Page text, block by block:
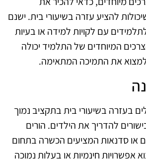
להציע עזרה בשיעורי בית. ישנם
עם לקויות למידה או בעיות
המיוחדים של התלמיד יכולה
את התמיכה המתאימה.
בעזרה בשיעורי בית בתקציב נמוך
להדריך את הילדים. הורים
או סדנאות המציעים הכשרה בתחום
אפשרויות חינמיות או בעלות נמוכה